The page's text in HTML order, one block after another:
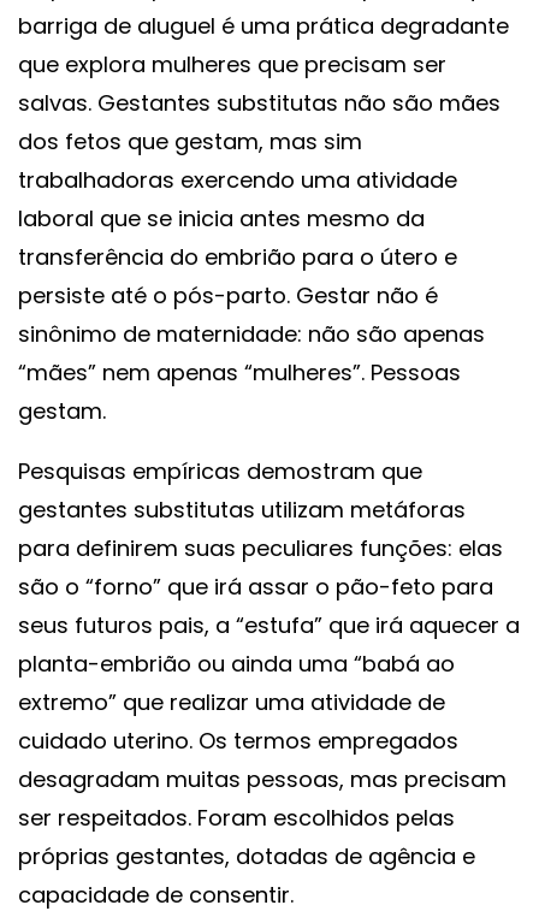
barriga de aluguel é uma prática degradante
que explora mulheres que precisam ser
salvas. Gestantes substitutas não são mães
dos fetos que gestam, mas sim
trabalhadoras exercendo uma atividade
laboral que se inicia antes mesmo da
transferência do embrião para o útero e
persiste até o pós-parto. Gestar não é
sinônimo de maternidade: não são apenas
“mães” nem apenas “mulheres”. Pessoas
gestam.
Pesquisas empíricas demostram que
gestantes substitutas utilizam metáforas
para definirem suas peculiares funções: elas
são o “forno” que irá assar o pão-feto para
seus futuros pais, a “estufa” que irá aquecer a
planta-embrião ou ainda uma “babá ao
extremo” que realizar uma atividade de
cuidado uterino. Os termos empregados
desagradam muitas pessoas, mas precisam
ser respeitados. Foram escolhidos pelas
próprias gestantes, dotadas de agência e
capacidade de consentir.